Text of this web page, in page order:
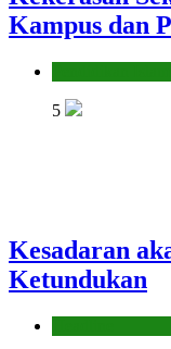
Kampus dan
5
Kesadaran
Ketundukan